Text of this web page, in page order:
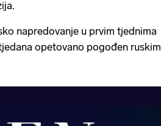
napredovanje u prvim tjednima
opetovano pogođen ruskim